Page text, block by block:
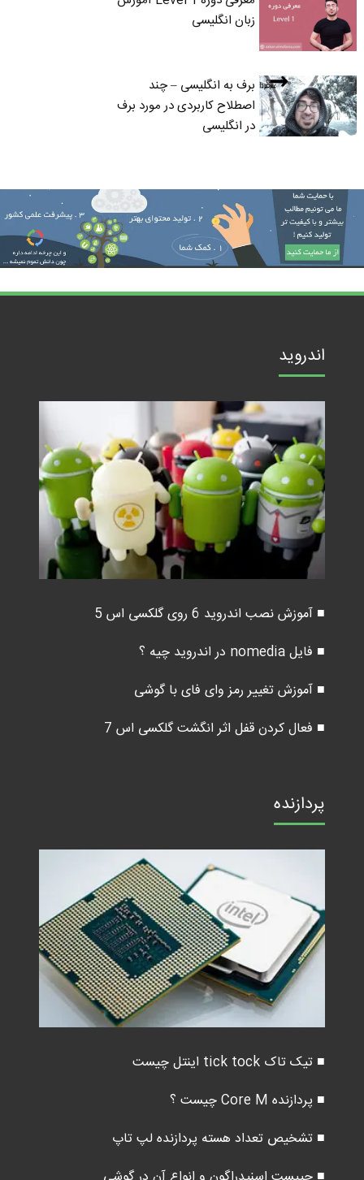
زبان انگلیسی
برف به انگلیسی – چند
اصطلاح کاربردی در مورد برف
در انگلیسی
اندروید
■ آموزش نصب اندروید 6 روی گلکسی اس 5
■ فایل nomedia در اندروید چیه ؟
■ آموزش تغییر رمز وای فای با گوشی
■ فعال کردن قفل اثر انگشت گلکسی اس 7
پردازنده
■ تیک تاک tick tock اینتل چیست
■ پردازنده Core M چیست ؟
■ تشخیص تعداد هسته پردازنده لپ تاپ